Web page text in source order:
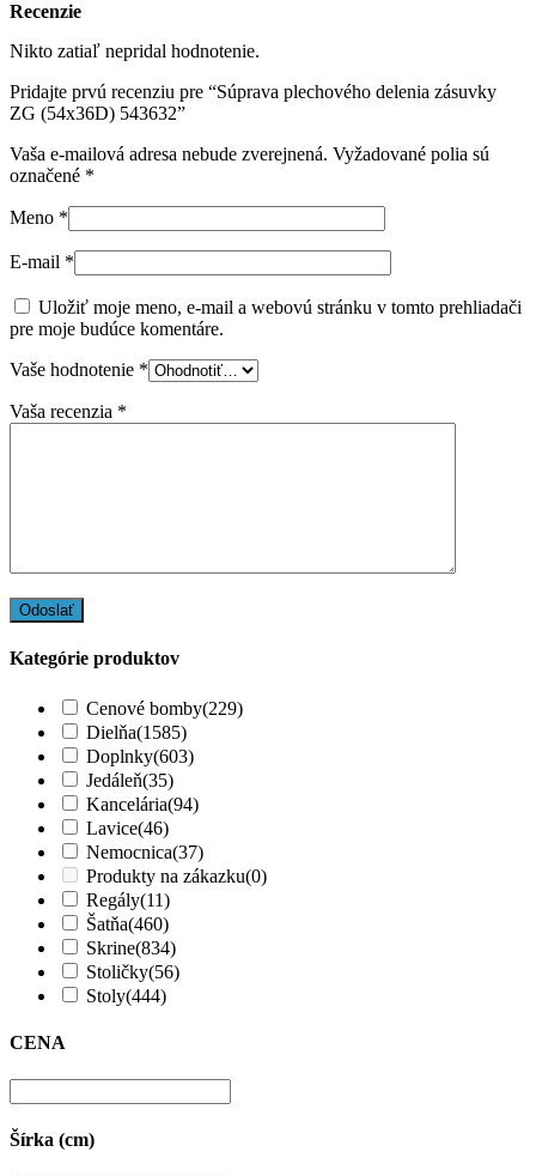
Recenzie
Nikto zatiaľ nepridal hodnotenie.
Pridajte prvú recenziu pre “Súprava plechového delenia zásuvky
ZG (54x36D) 543632”
Vaša e-mailová adresa nebude zverejnená. Vyžadované polia sú
označené *
Meno *
E-mail *
Uložiť moje meno, e-mail a webovú stránku v tomto prehliadači
pre moje budúce komentáre.
Vaše hodnotenie *
Vaša recenzia *
Kategórie produktov
Cenové bomby(229)
Dielňa(1585)
Doplnky(603)
Jedáleň(35)
Kancelária(94)
Lavice(46)
Nemocnica(37)
Produkty na zákazku(0)
Regály(11)
Šatňa(460)
Skrine(834)
Stoličky(56)
Stoly(444)
CENA
Šírka (cm)